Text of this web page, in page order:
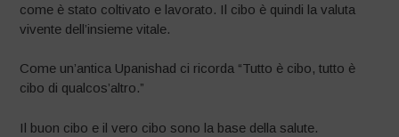
come è stato coltivato e lavorato. Il cibo è quindi la valuta
vivente dell’insieme vitale.
Come un’antica Upanishad ci ricorda “Tutto è cibo, tutto è
cibo di qualcos’altro.”
Il buon cibo e il vero cibo sono la base della salute.